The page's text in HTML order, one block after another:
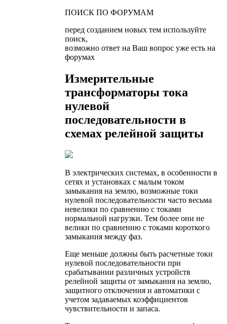
ПОИСК ПО ФОРУМАМ
перед созданием новых тем используйте
поиск,
возможно ответ на Ваш вопрос уже есть на
форумах
Измерительные
трансформаторы тока
нулевой
последовательности в
схемах релейной защиты
В электрических системах, в особенности в
сетях и установках с малым током
замыкания на землю, возможные токи
нулевой последовательности часто весьма
невелики по сравнению с токами
нормальной нагрузки. Тем более они не
велики по сравнению с токами короткого
замыкания между фаз.
Еще меньше должны быть расчетные токи
нулевой последовательности при
срабатывании различных устройств
релейной защиты от замыкания на землю,
защитного отключения и автоматики с
учетом задаваемых коэффициентов
чувствительности и запаса.